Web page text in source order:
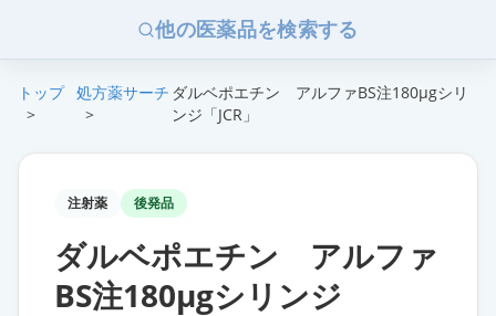
他の医薬品を検索する
トップ
>
処方薬サーチ
>
ダルベポエチン アルファBS注180μgシリ
ンジ「JCR」
注射薬 後発品
ダルベポエチン アルファ
BS注180μgシリンジ